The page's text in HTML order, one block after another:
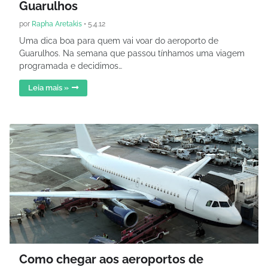
Guarulhos
por Rapha Aretakis • 5.4.12
Uma dica boa para quem vai voar do aeroporto de
Guarulhos. Na semana que passou tínhamos uma viagem
programada e decidimos…
Leia mais »
Como chegar aos aeroportos de